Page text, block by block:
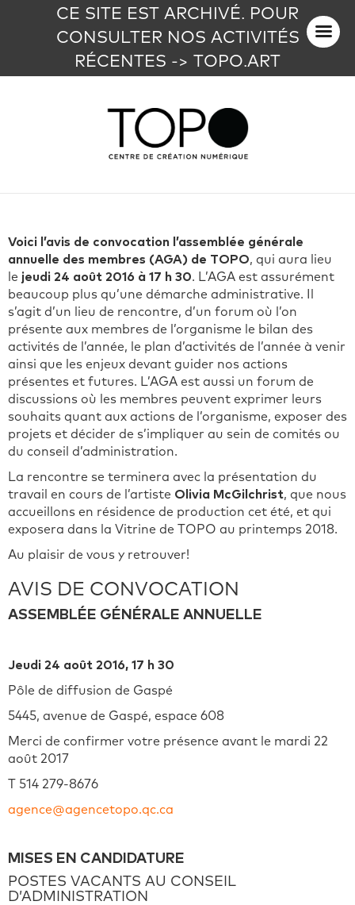
CE SITE EST ARCHIVÉ. POUR
CONSULTER NOS ACTIVITÉS
RÉCENTES -> TOPO.ART
Voici l’avis de convocation l’assemblée générale
annuelle des membres (AGA) de TOPO, qui aura lieu
le jeudi 24 août 2016 à 17 h 30. L’AGA est assurément
beaucoup plus qu’une démarche administrative. Il
s’agit d’un lieu de rencontre, d’un forum où l’on
présente aux membres de l’organisme le bilan des
activités de l’année, le plan d’activités de l’année à venir
ainsi que les enjeux devant guider nos actions
présentes et futures. L’AGA est aussi un forum de
discussions où les membres peuvent exprimer leurs
souhaits quant aux actions de l’organisme, exposer des
projets et décider de s’impliquer au sein de comités ou
du conseil d’administration.
La rencontre se terminera avec la présentation du
travail en cours de l’artiste Olivia McGilchrist, que nous
accueillons en résidence de production cet été, et qui
exposera dans la Vitrine de TOPO au printemps 2018.
Au plaisir de vous y retrouver!
AVIS DE CONVOCATION
ASSEMBLÉE GÉNÉRALE ANNUELLE
Jeudi 24 août 2016, 17 h 30
Pôle de diffusion de Gaspé
5445, avenue de Gaspé, espace 608
Merci de confirmer votre présence avant le mardi 22
août 2017
T 514 279-8676
agence@agencetopo.qc.ca
MISES EN CANDIDATURE
POSTES VACANTS AU CONSEIL
D’ADMINISTRATION